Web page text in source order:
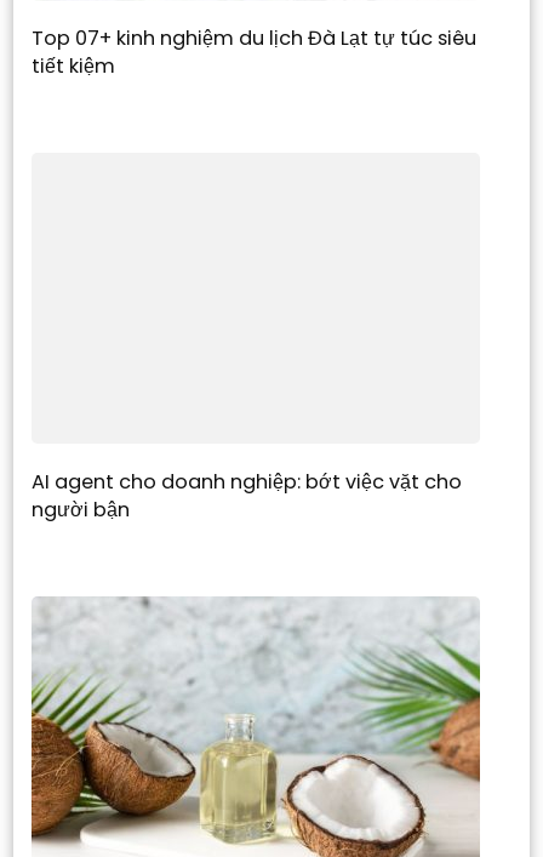
Top 07+ kinh nghiệm du lịch Đà Lạt tự túc siêu
tiết kiệm
AI agent cho doanh nghiệp: bớt việc vặt cho
người bận